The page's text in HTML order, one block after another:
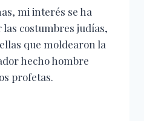
mi interés se ha
costumbres judías,
que moldearon la
hecho hombre
profetas.